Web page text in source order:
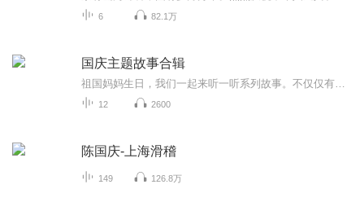
6 82.1万
国庆主题故事合辑
12 2600
陈国庆-上海滑稽
149 126.8万